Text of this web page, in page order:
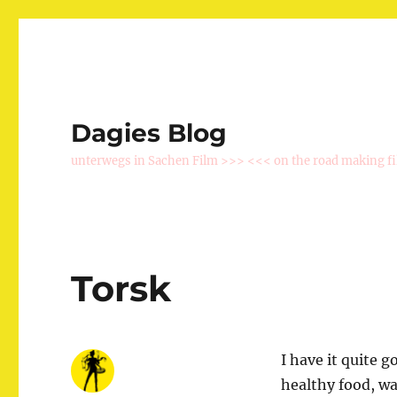
Dagies Blog
unterwegs in Sachen Film >>> <<< on the road making
Torsk
I have it quite
healthy food,